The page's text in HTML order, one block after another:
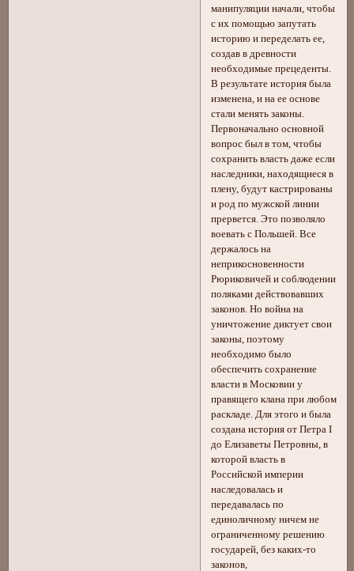
манипуляции начали, чтобы
с их помощью запутать
историю и переделать ее,
создав в древности
необходимые прецеденты.
В результате история была
изменена, и на ее основе
стали менять законы.
Первоначально основной
вопрос был в том, чтобы
сохранить власть даже если
наследники, находящиеся в
плену, будут кастрированы
и род по мужской линии
прервется. Это позволяло
воевать с Польшей. Все
держалось на
неприкосновенности
Рюриковичей и соблюдении
поляками действовавших
законов. Но война на
уничтожение диктует свои
законы, поэтому
необходимо было
обеспечить сохранение
власти в Московии у
правящего клана при любом
раскладе. Для этого и была
создана история от Петра I
до Елизаветы Петровны, в
которой власть в
Российской империи
наследовалась и
передавалась по
единоличному ничем не
ограниченному решению
государей, без каких-то
законов,